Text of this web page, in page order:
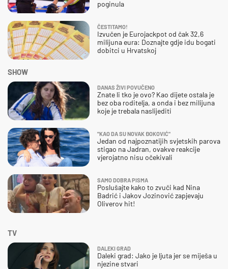
poginula
ČESTITAMO!
Izvučen je Eurojackpot od čak 32,6
milijuna eura: Doznajte gdje idu bogati
dobitci u Hrvatskoj
SHOW
DANAS ŽIVI POVUČENO
Znate li tko je ovo? Kao dijete ostala je
bez oba roditelja, a onda i bez milijuna
koje je trebala naslijediti
"KAO DA SU NOVAK ĐOKOVIĆ"
Jedan od najpoznatijih svjetskih parova
stigao na Jadran, ovakve reakcije
vjerojatno nisu očekivali
SAMO DOBRA PISMA
Poslušajte kako to zvuči kad Nina
Badrić i Jakov Jozinović zapjevaju
Oliverov hit!
TV
DALEKI GRAD
Daleki grad: Jako je ljuta jer se miješa u
njezine stvari